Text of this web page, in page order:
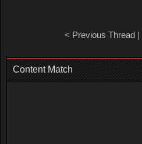
< Previous Thread|
Content Match